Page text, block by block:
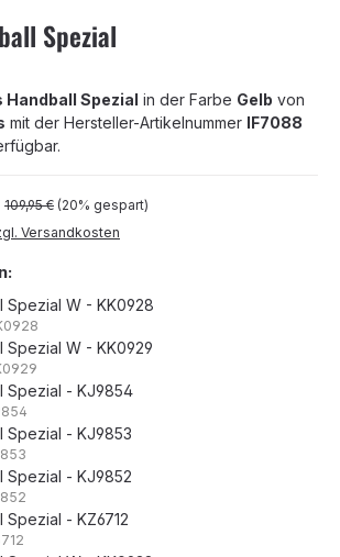
Spezial
Handball Spezial in der Farbe Gelb von
mit der Hersteller-Artikelnummer IF7088
Regulärer Preis:
109,95 € (20% gespart)
Versandkosten